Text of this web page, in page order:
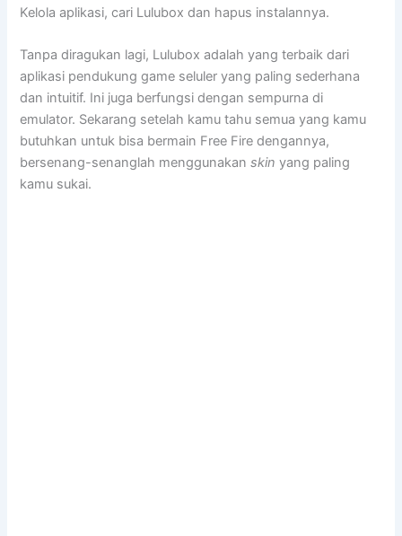
Kelola aplikasi, cari Lulubox dan hapus instalannya.
Tanpa diragukan lagi, Lulubox adalah yang terbaik dari
aplikasi pendukung game seluler yang paling sederhana
dan intuitif. Ini juga berfungsi dengan sempurna di
emulator. Sekarang setelah kamu tahu semua yang kamu
butuhkan untuk bisa bermain Free Fire dengannya,
bersenang-senanglah menggunakanskin yang paling
kamu sukai.